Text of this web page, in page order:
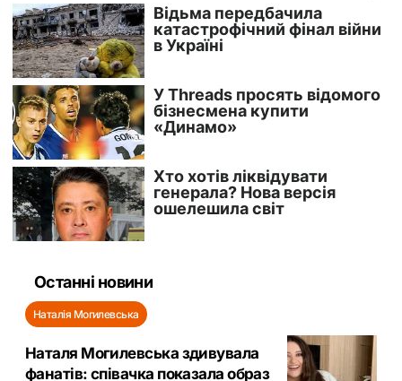
Останні новини
Наталія Могилевська
Наталя Могилевська здивувала
фанатів: співачка показала образ